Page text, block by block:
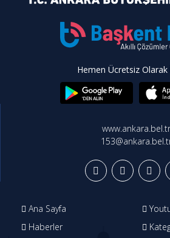
Hemen Ücretsiz Olarak
www.ankara.bel.tr
Ana Sayfa
Haberler